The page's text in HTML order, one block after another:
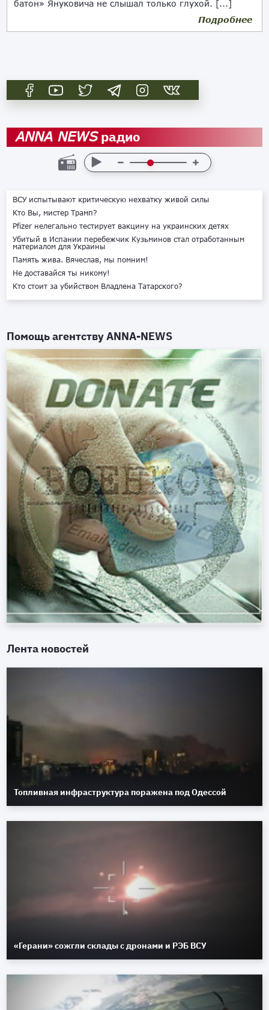
батон» Януковича не слышал только глухой. [...]
Подробнее
ANNA NEWSрадио
ВСУ испытывают критическую нехватку живой силы
Кто Вы, мистер Трамп?
Pfizer нелегально тестирует вакцину на украинских детях
Убитый в Испании перебежчик Кузьминов стал отработанным
материалом для Украины
Память жива. Вячеслав, мы помним!
Не доставайся ты никому!
Кто стоит за убийством Владлена Татарского?
Помощь агентствуANNA-NEWS
Лента новостей
Топливная инфраструктура поражена под Одессой
«Герани» сожгли склады с дронами и РЭБ ВСУ